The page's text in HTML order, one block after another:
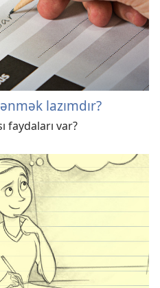
lazımdır?
faydaları var?